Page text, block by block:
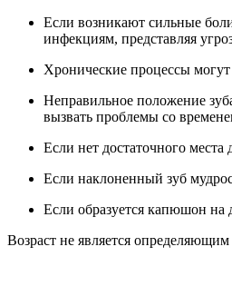
Если возникают сильные
инфекциям, представляя
Хронические процессы
Неправильное положение
вызвать проблемы со
Если нет достаточного
Если наклоненный зуб
Если образуется капюшон на
Возраст не является